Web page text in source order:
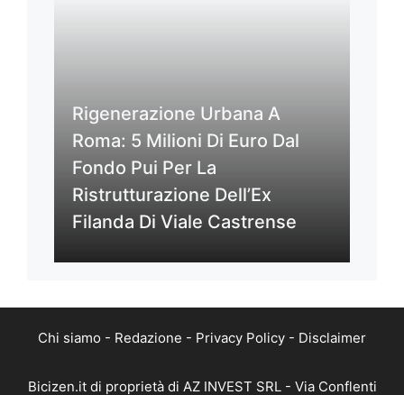
Rigenerazione Urbana A
Roma: 5 Milioni Di Euro Dal
Fondo Pui Per La
Ristrutturazione Dell’Ex
Filanda Di Viale Castrense
Chi siamo - Redazione - Privacy Policy - Disclaimer
Bicizen.it di proprietà di AZ INVEST SRL - Via Conflenti